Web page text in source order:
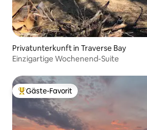
Privatunterkunft in Traverse Bay
Einzigartige Wochenend-Suite
Beliebter Gäste-Favorit.
Gäste-Favorit